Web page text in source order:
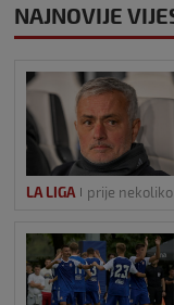
NAJNOVIJE
LA LIGA prije